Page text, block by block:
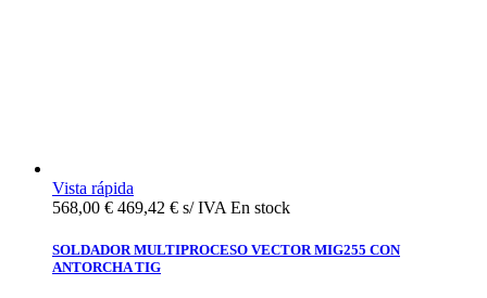
Vista rápida
568,00 € 469,42 € s/ IVA En stock
SOLDADOR MULTIPROCESO VECTOR MIG255 CON
ANTORCHA TIG